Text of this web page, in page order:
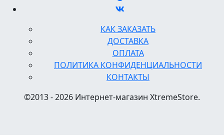
КАК ЗАКАЗАТЬ
ДОСТАВКА
ОПЛАТА
ПОЛИТИКА КОНФИДЕНЦИАЛЬНОСТИ
КОНТАКТЫ
©2013 - 2026 Интернет-магазин XtremeStore.